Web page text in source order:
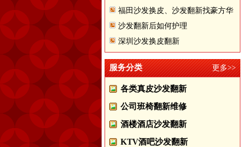
福田沙发换皮、沙发翻新找豪方华
来帮您
沙发翻新后如何护理
深圳沙发换皮翻新
服务分类 更多>>
各类真皮沙发翻新
公司班椅翻新维修
酒楼酒店沙发翻新
KTV酒吧沙发翻新